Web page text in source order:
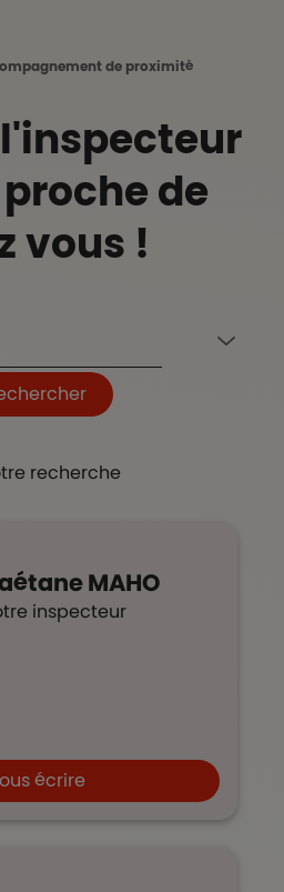
de proximité
de
vous !
recherche
MAHO
inspecteur
écrire